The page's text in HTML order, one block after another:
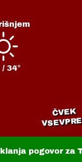
/ 34°
ČVEK
pogovor za